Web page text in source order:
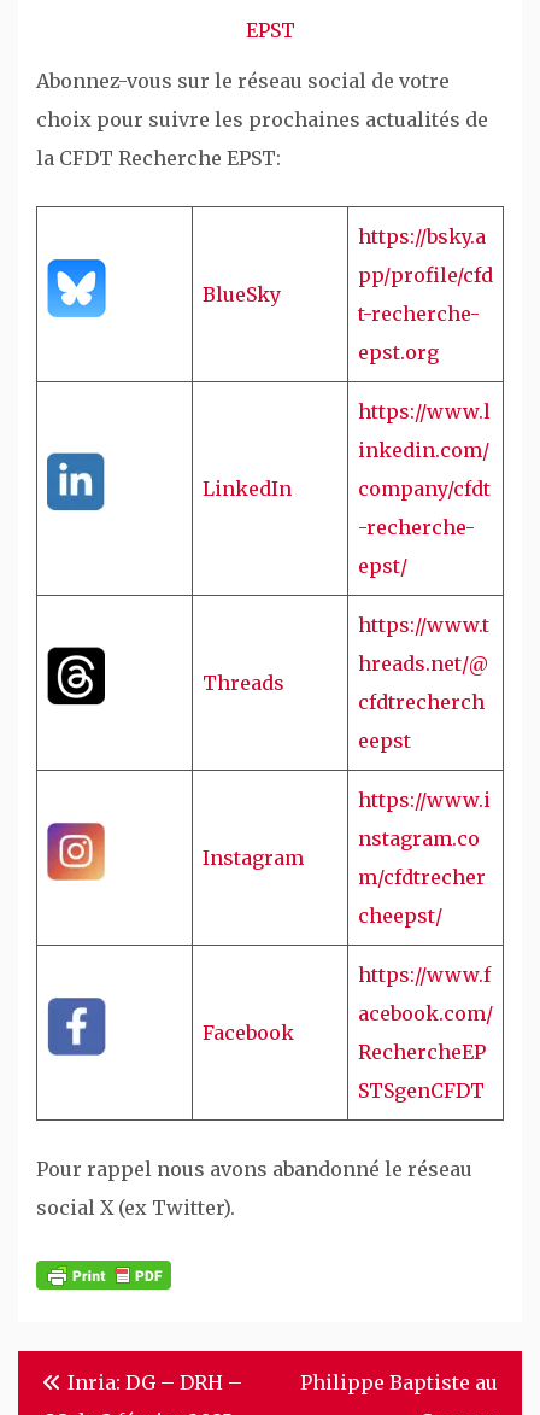
EPST
Abonnez-vous sur le réseau social de votre
choix pour suivre les prochaines actualités de
la CFDT Recherche EPST:
BlueSky
https://bsky.a
pp/profile/cfd
t-recherche-
epst.org
LinkedIn
https://www.l
inkedin.com/
company/cfdt
-recherche-
epst/
Threads
https://www.t
hreads.net/@
cfdtrecherch
eepst
Instagram
https://www.i
nstagram.co
m/cfdtrecher
cheepst/
Facebook
https://www.f
acebook.com/
RechercheEP
STSgenCFDT
Pour rappel nous avons abandonné le réseau
social X (ex Twitter).
Navigation
Inria: DG – DRH –
Philippe Baptiste au